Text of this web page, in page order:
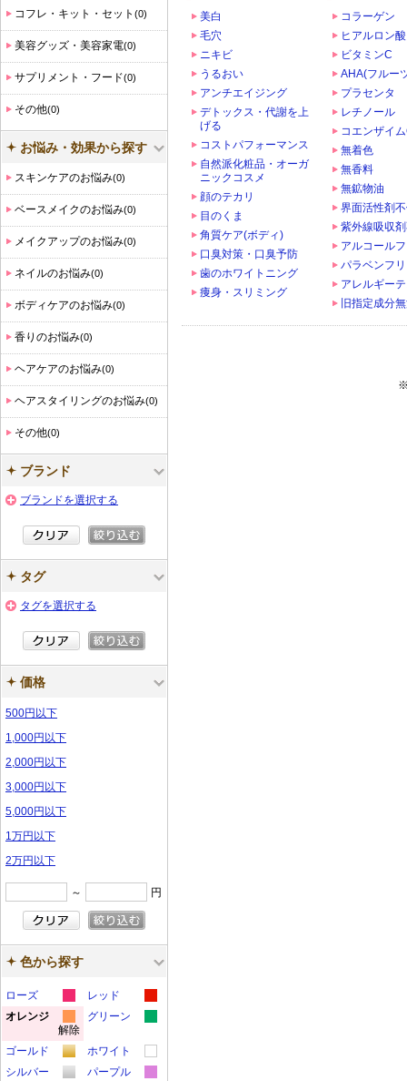
美白
毛穴
ニキビ
うるおい
アンチエイジング
デトックス・代謝を上
げる
コストパフォーマンス
自然派化粧品・オーガ
ニックコスメ
顔のテカリ
目のくま
角質ケア(ボディ)
口臭対策・口臭予防
歯のホワイトニング
痩身・スリミング
コラーゲン
ヒアルロン酸
ビタミンC
AHA(フルー
プラセンタ
レチノール
コエンザイ
無着色
無香料
無鉱物油
界面活性剤
紫外線吸収
アルコール
パラベンフ
アレルギー
旧指定成分
※
コフレ・キット・セット (0)
美容グッズ・美容家電(0)
サプリメント・フード(0)
その他(0)
お悩み・効果から探す
スキンケアのお悩み(0)
ベースメイクのお悩み(0)
メイクアップのお悩み(0)
ネイルのお悩み(0)
ボディケアのお悩み(0)
香りのお悩み(0)
ヘアケアのお悩み(0)
ヘアスタイリングのお悩み(0)
その他(0)
ブランド
ブランドを選択する
タグ
タグを選択する
価格
500円以下
1,000円以下
2,000円以下
3,000円以下
5,000円以下
1万円以下
2万円以下
～ 円
色から探す
ローズ
カ
ラ
ー
サ
レッド
カ
ー
サ
オレンジ
カ
ラ
ー
解除
グリーン
ラ
ー
ゴールド
カ
ホワイト
カ
シルバー
パープル